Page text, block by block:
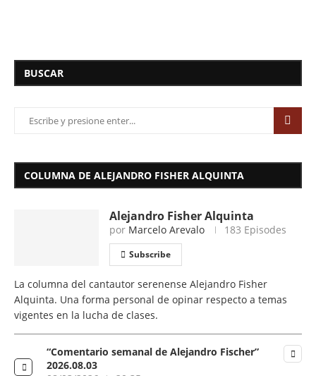
BUSCAR
COLUMNA DE ALEJANDRO FISHER ALQUINTA
Alejandro Fisher Alquinta
por Marcelo Arevalo 183 Episodes
Subscribe
La columna del cantautor serenense Alejandro Fisher
Alquinta. Una forma personal de opinar respecto a temas
vigentes en la lucha de clases.
“Comentario semanal de Alejandro Fischer”
2026.08.03